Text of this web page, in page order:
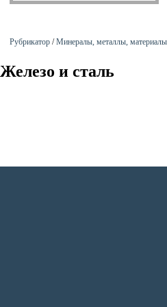
Рубрикатор /Минералы, металлы, материалы
Железо и сталь